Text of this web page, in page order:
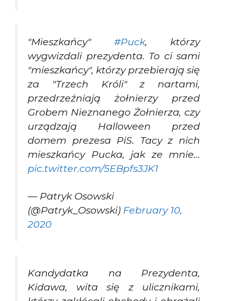
"Mieszkańcy" #Puck, którzy
wygwizdali prezydenta. To ci sami
"mieszkańcy", którzy przebierają się
za "Trzech Króli" z nartami,
przedrzeźniają żołnierzy przed
Grobem Nieznanego Żołnierza, czy
urządzają Halloween przed
domem prezesa PiS. Tacy z nich
mieszkańcy Pucka, jak ze mnie…
pic.twitter.com/5EBpfs3JK1
— Patryk Osowski
(@Patryk_Osowski) February 10,
2020
Kandydatka na Prezydenta,
Kidawa, wita się z ulicznikami,